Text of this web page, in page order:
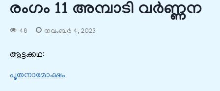
രംഗം 11 അമ്പാടി വർണ്ണന
48 നവംബർ 4, 2023
ആട്ടക്കഥ:
പൂതനാമോക്ഷം